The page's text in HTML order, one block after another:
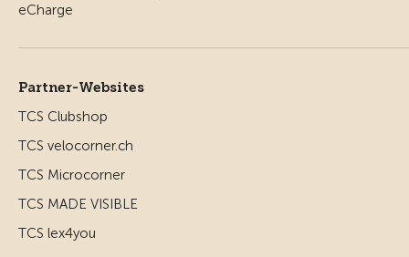
Partner-Websites
TCS Clubshop
TCS velocorner.ch
TCS Microcorner
TCS MADE VISIBLE
TCS lex4you